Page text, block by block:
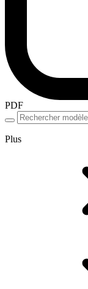
PDF
Plus